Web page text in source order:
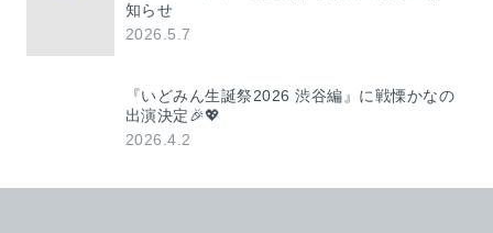
知らせ
2026.5.7
『いどみん生誕祭2026 渋谷編』に戦慄かなの
出演決定🎉💖
2026.4.2